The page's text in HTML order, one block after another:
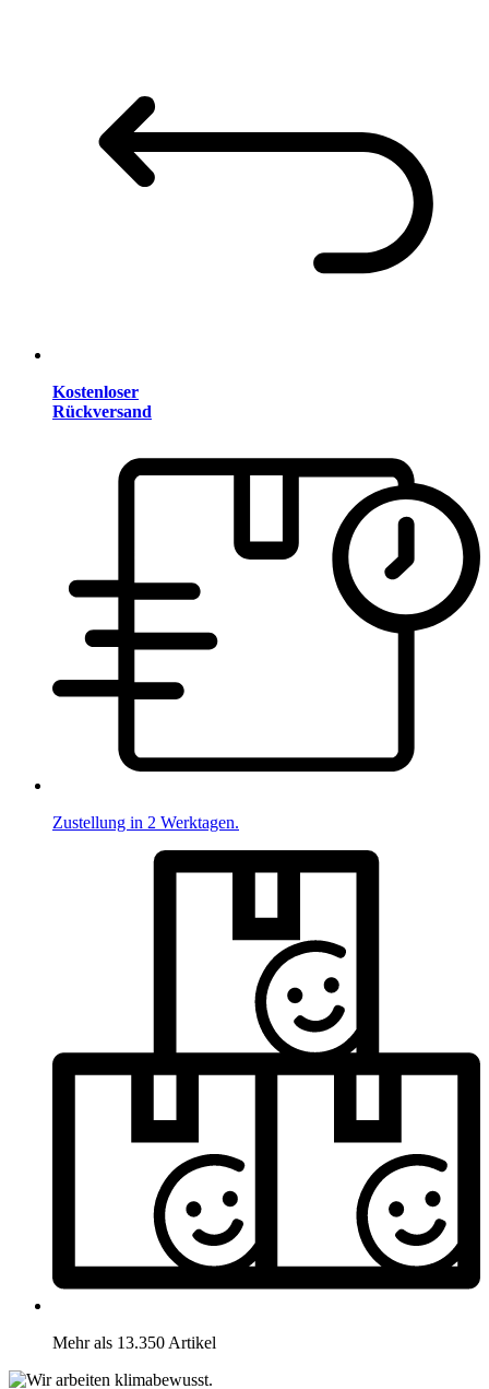
Kostenloser
Rückversand
Zustellung in 2 Werktagen.
Mehr als 13.350 Artikel